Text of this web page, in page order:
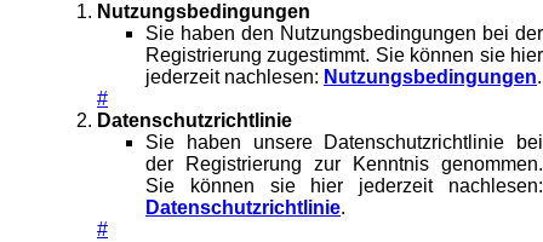
Nutzungsbedingungen
Sie haben den Nutzungsbedingungen bei der
Registrierung zugestimmt. Sie können sie hier
jederzeit nachlesen: Nutzungsbedingungen.
#
Datenschutzrichtlinie
Sie haben unsere Datenschutzrichtlinie bei
der Registrierung zur Kenntnis genommen.
Sie können sie hier jederzeit nachlesen:
Datenschutzrichtlinie.
#